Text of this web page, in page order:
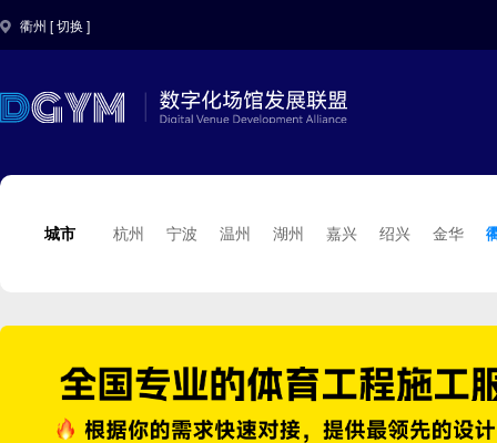
衢州 [切换 ]
城市 杭州 宁波 温州 湖州 嘉兴 绍兴 金华